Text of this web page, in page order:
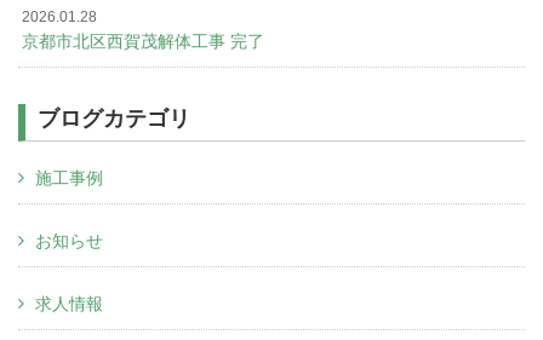
2026.01.28
京都市北区西賀茂解体工事 完了
ブログカテゴリ
施工事例
お知らせ
求人情報